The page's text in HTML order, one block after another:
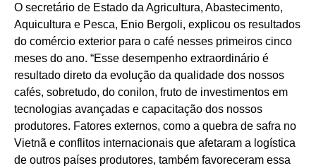
O secretário de Estado da Agricultura, Abastecimento,
Aquicultura e Pesca, Enio Bergoli, explicou os resultados
do comércio exterior para o café nesses primeiros cinco
meses do ano. “Esse desempenho extraordinário é
resultado direto da evolução da qualidade dos nossos
cafés, sobretudo, do conilon, fruto de investimentos em
tecnologias avançadas e capacitação dos nossos
produtores. Fatores externos, como a quebra de safra no
Vietnã e conflitos internacionais que afetaram a logística
de outros países produtores, também favoreceram essa